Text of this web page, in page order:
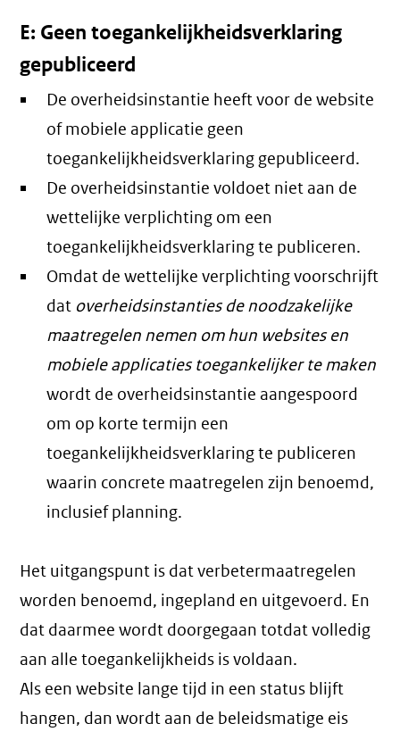
E: Geen toegankelijkheidsverklaring
gepubliceerd
De overheidsinstantie heeft voor de website
of mobiele applicatie geen
toegankelijkheidsverklaring gepubliceerd.
De overheidsinstantie voldoet niet aan de
wettelijke verplichting om een
toegankelijkheidsverklaring te publiceren.
Omdat de wettelijke verplichting voorschrijft
dat overheidsinstanties de noodzakelijke
maatregelen nemen om hun websites en
mobiele applicaties toegankelijker te maken
wordt de overheidsinstantie aangespoord
om op korte termijn een
toegankelijkheidsverklaring te publiceren
waarin concrete maatregelen zijn benoemd,
inclusief planning.
Het uitgangspunt is dat verbetermaatregelen
worden benoemd, ingepland en uitgevoerd. En
dat daarmee wordt doorgegaan totdat volledig
aan alle toegankelijkheids is voldaan.
Als een website lange tijd in een status blijft
hangen, dan wordt aan de beleidsmatige eis